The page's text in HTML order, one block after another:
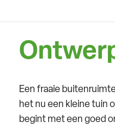
Een fraaie
het nu een kleine tuin
begint met een goed